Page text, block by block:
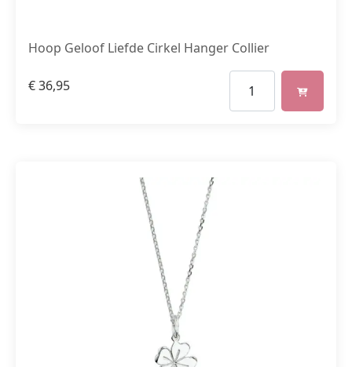
Hoop Geloof Liefde Cirkel Hanger Collier
€36,95